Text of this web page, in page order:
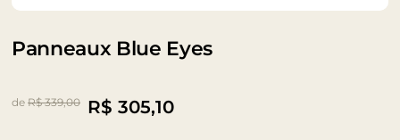
Panneaux Blue Eyes
de R$ 339,00 R$ 305,10